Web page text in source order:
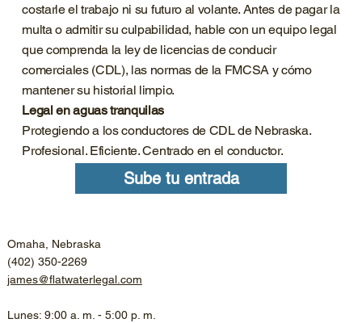
costarle el trabajo ni su futuro al volante. Antes de pagar la
multa o admitir su culpabilidad, hable con un equipo legal
que comprenda la ley de licencias de conducir
comerciales (CDL), las normas de la FMCSA y cómo
mantener su historial limpio.
Legal en aguas tranquilas
Protegiendo a los conductores de CDL de Nebraska.
Profesional. Eficiente. Centrado en el conductor.
Sube tu entrada
Omaha, Nebraska
(402) 350-2269
james@flatwaterlegal.com
Lunes: 9:00 a. m. - 5:00 p. m.